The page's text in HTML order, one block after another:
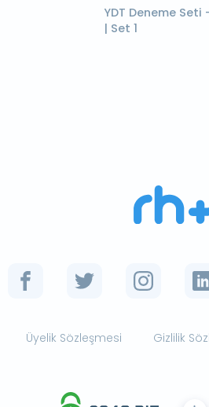
YDT Deneme Seti
| Set 1
Üyelik Sözleşmesi Gizlilik